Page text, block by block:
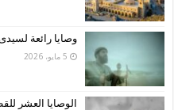
وصايا رائعة
5 مايو، 2026
الوصايا العشر